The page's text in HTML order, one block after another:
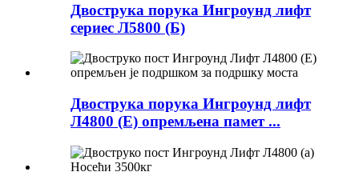
Двострука порука Ингроунд лифт
сериес Л5800 (Б)
Двострука порука Ингроунд лифт
Л4800 (Е) опремљена памет ...